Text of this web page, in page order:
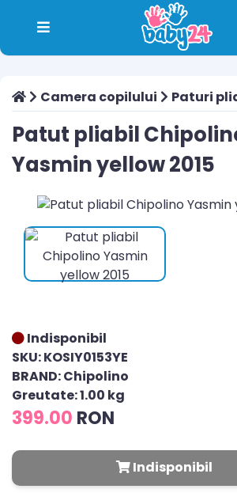
Camera copilului Paturi
Patut pliabil
Yasmin yellow 2015
Indisponibil
SKU: KOSIY0153YE
BRAND: Chipolino
Greutate: 1.00 kg
399.00 RON
Indisponibil